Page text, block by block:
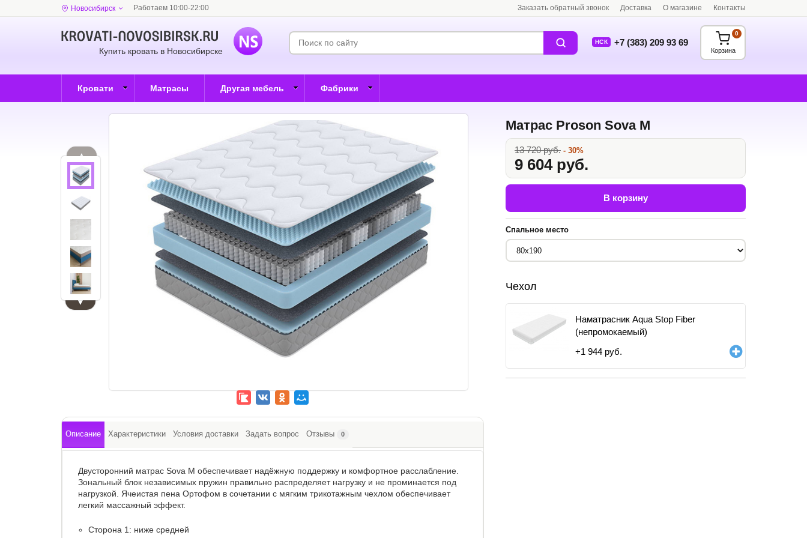
Новосибирск Работаем 10:00-22:00 Заказать обратный звонок Доставка О магазине Контакты
Купить кровать в Новосибирске
НСК +7 (383) 209 93 69
Корзина
0
Кровати Матрасы Другая мебель Фабрики
▲
▼
Матрас Proson Sova M
13 720 руб. - 30%
9 604 руб.
В корзину
Спальное место
Чехол
Наматрасник Aqua Stop Fiber
(непромокаемый)
+1 944 руб.
Описание Характеристики Условия доставки Задать вопрос Отзывы 0
Двусторонний матрас Sova M обеспечивает надёжную поддержку и комфортное расслабление.
Зональный блок независимых пружин правильно распределяет нагрузку и не проминается под
нагрузкой. Ячеистая пена Ортофом в сочетании с мягким трикотажным чехлом обеспечивает
легкий массажный эффект.
Сторона 1: ниже средней